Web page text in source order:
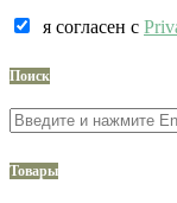
я согласен c
Поиск
Товары